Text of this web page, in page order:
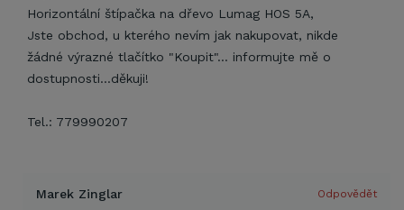
Horizontální štípačka na dřevo Lumag HOS 5A,
Jste obchod, u kterého nevím jak nakupovat, nikde
žádné výrazné tlačítko "Koupit"... informujte mě o
dostupnosti...děkuji!
Tel.: 779990207
Marek Zinglar Odpovědět